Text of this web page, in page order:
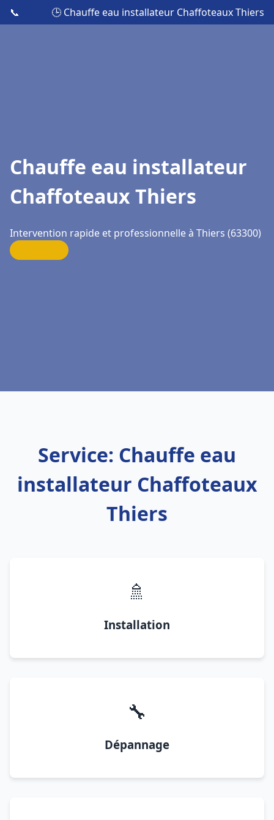
📞 🕒 Chauffe eau installateur Chaffoteaux Thiers
Chauffe eau installateur
Chaffoteaux Thiers
Intervention rapide et professionnelle à Thiers (63300)
Service: Chauffe eau
installateur Chaffoteaux
Thiers
🚿
Installation
🔧
Dépannage